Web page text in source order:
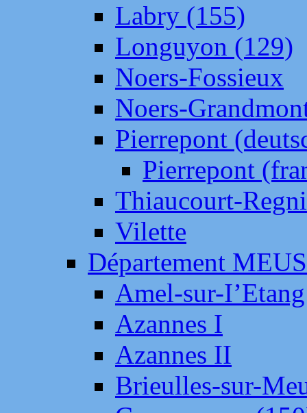
Labry (155)
Longuyon (129)
Noers-Fossieux
Noers-
Pierrepont
Pierrepont
Thiaucourt-
Vilette
Département
Amel-sur-
Azannes I
Azannes II
Brieulles-sur-